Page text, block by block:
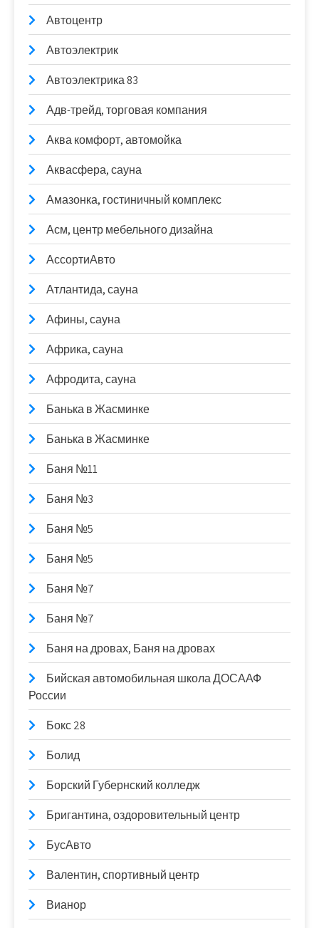
Автоцентр
Автоэлектрик
Автоэлектрика 83
Адв-трейд, торговая компания
Аква комфорт, автомойка
Аквасфера, сауна
Амазонка, гостиничный комплекс
Асм, центр мебельного дизайна
АссортиАвто
Атлантида, сауна
Афины, сауна
Африка, сауна
Афродита, сауна
Банька в Жасминке
Банька в Жасминке
Баня №11
Баня №3
Баня №5
Баня №5
Баня №7
Баня №7
Баня на дровах, Баня на дровах
Бийская автомобильная школа ДОСААФ
России
Бокс 28
Болид
Борский Губернский колледж
Бригантина, оздоровительный центр
БусАвто
Валентин, спортивный центр
Вианор